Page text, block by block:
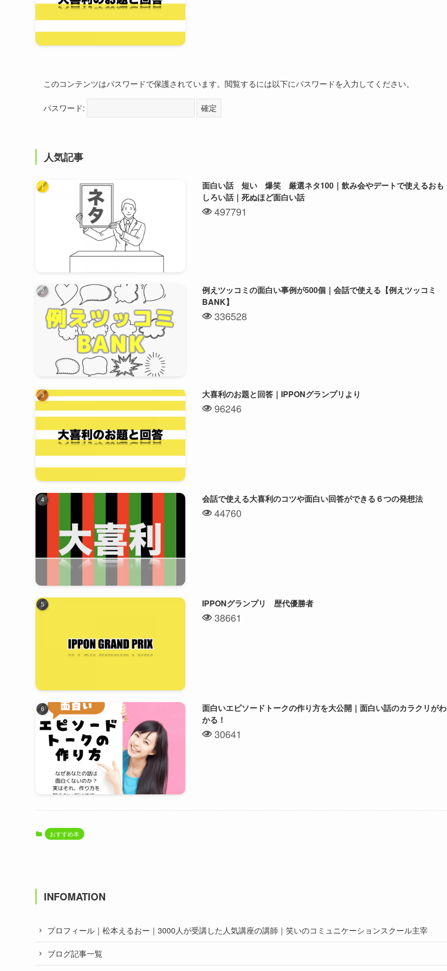
このコンテンツはパスワードで保護されています。閲覧するには以下にパスワードを入力してください。
パスワード:
人気記事
面白い話 短い 爆笑 厳選ネタ100｜飲み会やデートで使えるおも
しろい話｜死ぬほど面白い話
497791
例えツッコミの面白い事例が500個｜会話で使える【例えツッコミ
BANK】
336528
大喜利のお題と回答｜IPPONグランプリより
96246
会話で使える大喜利のコツや面白い回答ができる６つの発想法
44760
IPPONグランプリ 歴代優勝者
38661
面白いエピソードトークの作り方を大公開｜面白い話のカラクリがわ
かる！
30641
おすすめ本
INFOMATION
プロフィール｜松本えるおー｜3000人が受講した人気講座の講師｜笑いのコミュニケーションスクール主宰
ブログ記事一覧